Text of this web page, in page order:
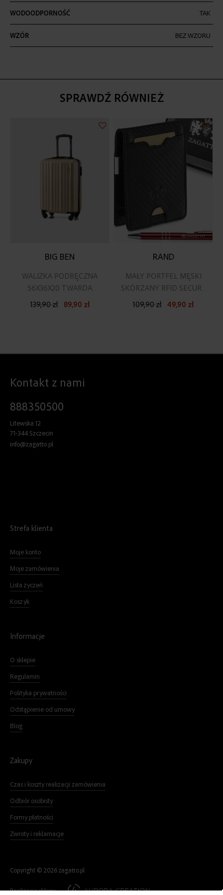
WODOODPORNOŚĆ TAK
WZÓR BEZ WZORU
SPRAWDŹ RÓWNIEŻ
BIG BEN
WALIZKA PODRĘCZNA
56X36X20 TWARDA
SZAMPAŃSKA
89,90 zł
139,90 zł
Dodaj
życzeń
RAND
MAŁY PORTFEL MĘSKI
SKÓRZANY RFID SECURE
CZARNY49,90 zł
109,90 zł
do
listy
Kontakt z nami
888350500
Litewska 12
71-344 Szczecin
info@zagatto.pl
Strefa klienta
Moje konto
Moje zamówienia
Lista życzeń
Koszyk
Informacje
O sklepie
Regulamin
Polityka prywatności
Odstąpienie od umowy
Blog
Zakupy
Czas i koszty realizacji zamówienia
Odbiór osobisty
Formy płatności
Zwroty i reklamacje
Copyright © 2026zagatto.pl
Realizacja sklepu